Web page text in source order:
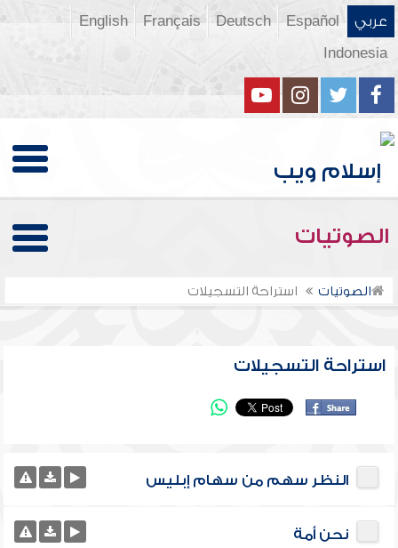
عربي Español
Deutsch
Français
English
Indonesia
الصوتيات
الصوتيات استراحة التسجيلات
استراحة التسجيلات
النظر سهم من سهام إبليس
نحن أمة